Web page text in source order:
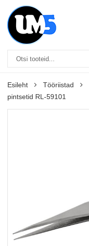
Esileht Tööriistad
pintsetid RL-59101